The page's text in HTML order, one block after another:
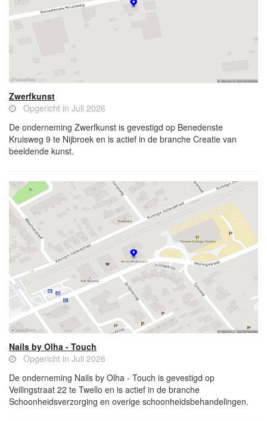
Zwerfkunst
Opgericht in Juli 2026
De onderneming Zwerfkunst is gevestigd op Benedenste
Kruisweg 9 te Nijbroek en is actief in de branche Creatie van
beeldende kunst.
Nails by Olha - Touch
Opgericht in Juli 2026
De onderneming Nails by Olha - Touch is gevestigd op
Veilingstraat 22 te Twello en is actief in de branche
Schoonheidsverzorging en overige schoonheidsbehandelingen.